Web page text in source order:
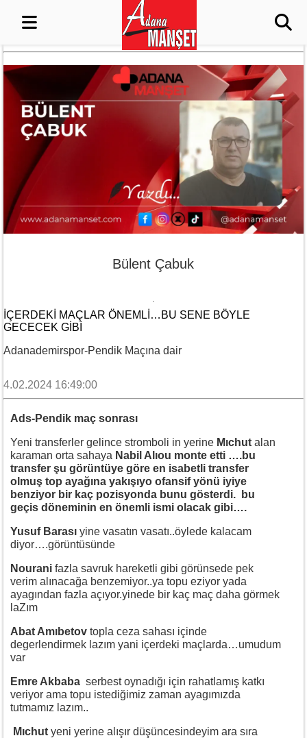
Bülent Çabuk
İÇERDEKI MAÇLAR ÖNEMLI…BU SENE BÖYLE
GECECEK GIBI
Adanademirspor-Pendik Maçına dair
4.02.2024 16:49:00
Ads-Pendik maç sonrası
Yeni transferler gelince stromboli in yerine Mıchut alan
karaman orta sahaya Nabil Alıou monte etti ….bu
transfer şu görüntüye göre en isabetli transfer
olmuş top ayağına yakışıyo ofansif yönü iyiye
benziyor bir kaç pozisyonda bunu gösterdi. bu
geçis döneminin en önemli ismi olacak gibi….
Yusuf Barası yine vasatın vasatı..öylede kalacam
diyor….görüntüsünde
Nourani fazla savruk hareketli gibi görünsede pek
verim alınacağa benzemiyor..ya topu eziyor yada
ayagından fazla açıyor.yinede bir kaç maç daha görmek
laZım
Abat Amıbetov topla ceza sahası içinde
degerlendirmek lazım yani içerdeki maçlarda…umudum
var
Emre Akbaba serbest oynadığı için rahatlamış katkı
veriyor ama topu istediğimiz zaman ayagımızda
tutmamız lazım..
Mıchut yeni yerine alışır düşüncesindeyim ara sıra